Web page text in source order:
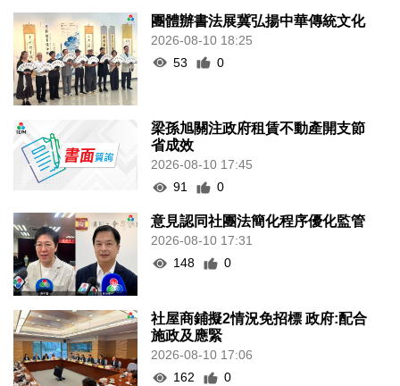
團體辦書法展冀弘揚中華傳統文化
2026-08-10 18:25
53
0
梁孫旭關注政府租賃不動產開支節
省成效
2026-08-10 17:45
91
0
意見認同社團法簡化程序優化監管
2026-08-10 17:31
148
0
社屋商鋪擬2情況免招標 政府:配合
施政及應緊
2026-08-10 17:06
162
0